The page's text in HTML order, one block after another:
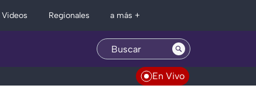
Videos Regionales a más +
En Vivo